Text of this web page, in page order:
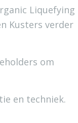
Liquefying
Kusters verder
om
en techniek.